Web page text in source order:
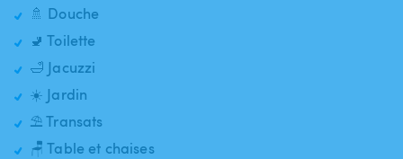
🚿 Douche
🚽 Toilette
🛁 Jacuzzi
☀️ Jardin
⛱️ Transats
🪑 Table et chaises